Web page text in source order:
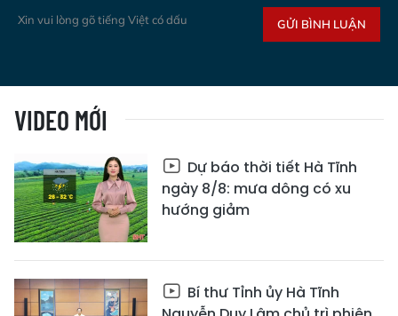
Xin vui lòng gõ tiếng Việt có dấu GỬI BÌNH LUẬN
VIDEO MỚI
Dự báo thời tiết Hà Tĩnh
ngày 8/8: mưa dông có xu
hướng giảm
Bí thư Tỉnh ủy Hà Tĩnh